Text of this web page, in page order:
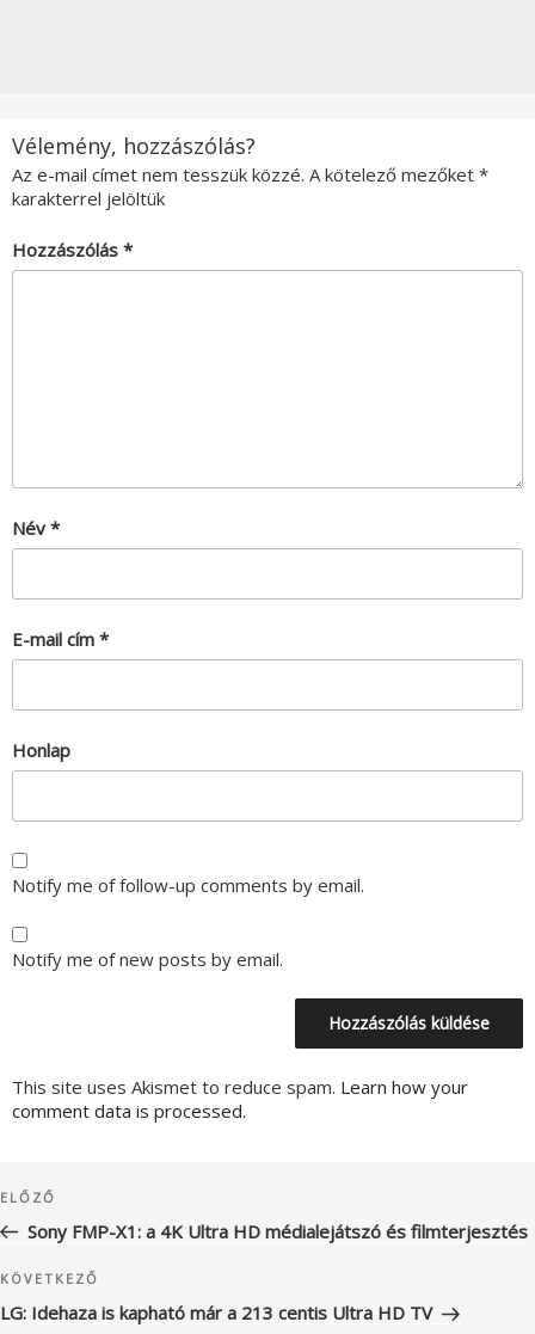
Vélemény, hozzászólás?
Az e-mail címet nem tesszük közzé. A kötelező mezőket *
karakterrel jelöltük
Hozzászólás *
Név *
E-mail cím *
Honlap
Notify me of follow-up comments by email.
Notify me of new posts by email.
This site uses Akismet to reduce spam. Learn how your
comment data is processed.
navigáció
Korábbi
bejegyzés
ELŐZŐ
Sony FMP-X1: a 4K Ultra HD médialejátszó és filmterjesztés
Következő
bejegyzés
KÖVETKEZŐ
LG: Idehaza is kapható már a 213 centis Ultra HD TV